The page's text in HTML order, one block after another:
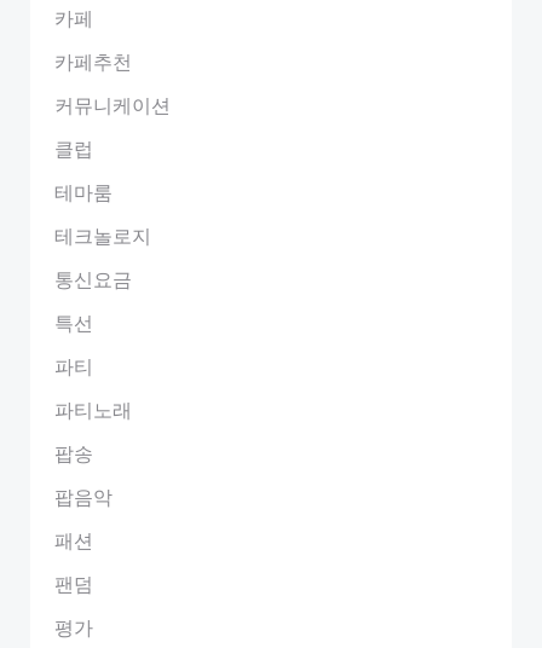
카페
카페추천
커뮤니케이션
클럽
테마룸
테크놀로지
통신요금
특선
파티
파티노래
팝송
팝음악
패션
팬덤
평가